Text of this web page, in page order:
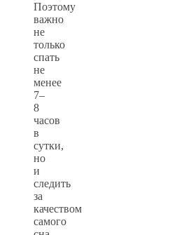
Поэтому
важно
не
только
спать
не
менее
7–
8
часов
в
сутки,
но
и
следить
за
качеством
самого